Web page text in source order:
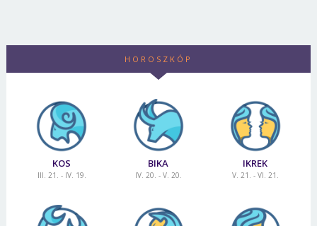
HOROSZKÓP
KOS
III. 21. - IV. 19.
BIKA
IV. 20. - V. 20.
IKREK
V. 21. - VI. 21.